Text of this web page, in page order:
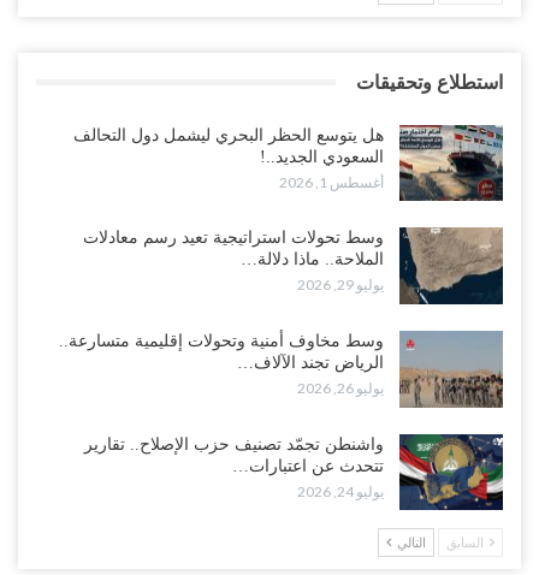
استطلاع وتحقيقات
هل يتوسع الحظر البحري ليشمل دول التحالف
السعودي الجديد..!
أغسطس 1, 2026
وسط تحولات استراتيجية تعيد رسم معادلات
الملاحة.. ماذا دلالة…
يوليو 29, 2026
وسط مخاوف أمنية وتحولات إقليمية متسارعة..
الرياض تجند الآلاف…
يوليو 26, 2026
واشنطن تجمّد تصنيف حزب الإصلاح.. تقارير
تتحدث عن اعتبارات…
يوليو 24, 2026
السابق التالي